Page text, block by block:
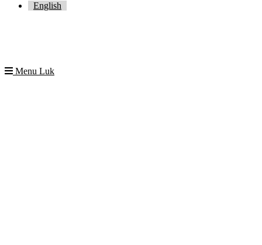
English
Menu Luk